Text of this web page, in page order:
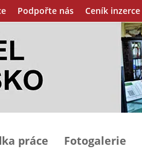
Podpořte nás Ceník inzerce
práce Fotogalerie